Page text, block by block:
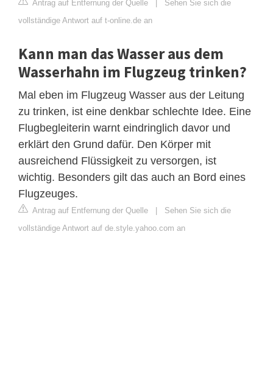
Antrag auf Entfernung der Quelle
Sehen Sie sich die
vollständige Antwort auf t-online.de an
Kann man das Wasser aus dem
Wasserhahn im Flugzeug trinken?
Mal eben im Flugzeug Wasser aus der Leitung
zu trinken, ist eine denkbar schlechte Idee. Eine
Flugbegleiterin warnt eindringlich davor und
erklärt den Grund dafür. Den Körper mit
ausreichend Flüssigkeit zu versorgen, ist
wichtig. Besonders gilt das auch an Bord eines
Flugzeuges.
Antrag auf Entfernung der Quelle | Sehen Sie sich die
vollständige Antwort auf de.style.yahoo.com an